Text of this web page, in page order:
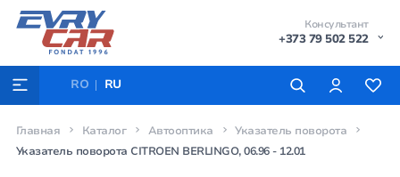
Консультант
+373 79 502 522
RO RU
Главная Каталог Автооптика
Указатель поворота
Указатель поворота CITROEN BERLINGO, 06.96 - 12.01